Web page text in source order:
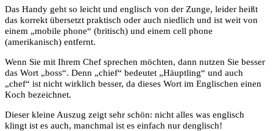
Das Handy geht so leicht und englisch von der Zunge, leider heißt
das korrekt übersetzt praktisch oder auch niedlich und ist weit von
einem „mobile phone“ (britisch) und einem cell phone
(amerikanisch) entfernt.
Wenn Sie mit Ihrem Chef sprechen möchten, dann nutzen Sie besser
das Wort „boss“. Denn „chief“ bedeutet „Häuptling“ und auch
„chef“ ist nicht wirklich besser, da dieses Wort im Englischen einen
Koch bezeichnet.
Dieser kleine Auszug zeigt sehr schön: nicht alles was englisch
klingt ist es auch, manchmal ist es einfach nur denglisch!